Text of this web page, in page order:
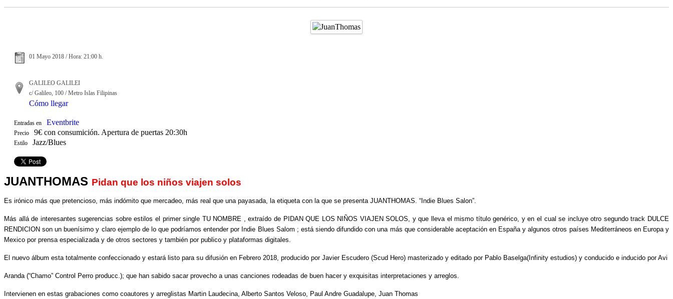
01 Mayo 2018 / Hora: 21:00 h.
GALILEO GALILEI
c/ Galileo, 100 / Metro Islas Filipinas
Cómo llegar
Entradas en Eventbrite
Precio 9€ con consumición. Apertura de puertas 20:30h
Estilo Jazz/Blues
JUANTHOMAS Pidan que los niños viajen solos
Es irónico más que pretencioso, más indómito que mercadeo, más real que una payasada, la etiqueta con la que se presenta JUANTHOMAS. “Indie Blues Salon”.
Más allá de interesantes sugerencias sobre estilos el primer single TU NOMBRE , extraído de PIDAN QUE LOS NIÑOS VIAJEN SOLOS, y que lleva el mismo título genérico, y en el cual se incluye otro segundo track DULCE
RENDICION son un buenísimo y claro ejemplo de lo que podríamos entender por Indie Blues Salom ; está siendo difundido con una más que considerable aceptación en España y algunos otros países Mediterráneos en Europa y
Mexico por prensa especializada y de otros sectores y también por publico y plataformas digitales.
El nuevo álbum esta totalmente confeccionado y estará listo para su difusión en Febrero 2018, producido por Javier Escudero (Scud Hero) masterizado y editado por Pablo Baselga(Infinity estudios) y conducido e inducido por Avi
Aranda (“Chamo” Control Perro producc.); que han sabido sacar provecho a unas canciones rodeadas de buen hacer y exquisitas interpretaciones y arreglos.
Intervienen en estas grabaciones como coautores y arreglistas Martin Laudecina, Alberto Santos Veloso, Paul Andre Guadalupe, Juan Thomas